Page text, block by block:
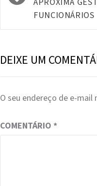
FUNCIONÁRIOS
DEIXE UM
O seu endereço de e-mail
COMENTÁRIO *